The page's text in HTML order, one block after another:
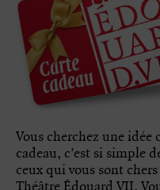
Vous cherchez une idée
cadeau, c’est si simple
ceux qui vous sont
Théâtre Édouard VII.